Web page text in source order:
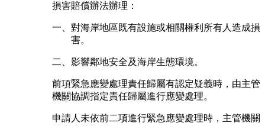
損害賠償辦法辦理：
一、對海岸地區既有設施或相關權利所有人造成損
害。
二、影響鄰地安全及海岸生態環境。
前項緊急應變處理責任歸屬有認定疑義時，由主管
機關協調指定責任歸屬進行應變處理。
申請人未依前二項進行緊急應變處理時，主管機關